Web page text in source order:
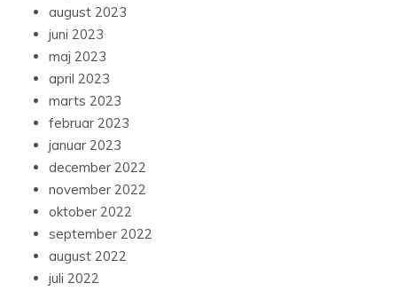
august 2023
juni 2023
maj 2023
april 2023
marts 2023
februar 2023
januar 2023
december 2022
november 2022
oktober 2022
september 2022
august 2022
juli 2022